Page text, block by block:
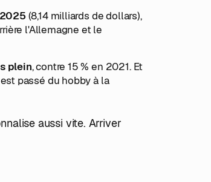
(8,14 milliards de dollars),
l'Allemagne et le
plein, contre 15 % en 2021. Et
passé du hobby à la
aussi vite. Arriver